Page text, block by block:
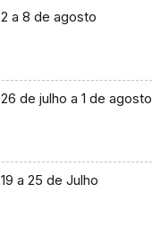
2 a 8 de agosto
26 de julho a 1 de agosto
19 a 25 de Julho